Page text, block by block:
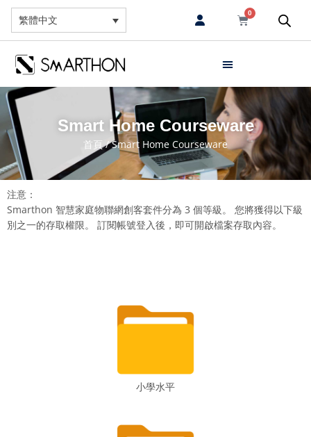
繁體中文
0
Smart Home Courseware
首頁/ Smart Home Courseware
注意：
Smarthon 智慧家庭物聯網創客套件分為 3 個等級。 您將獲得以下級
別之一的存取權限。 訂閱帳號登入後，即可開啟檔案存取內容。
小學水平